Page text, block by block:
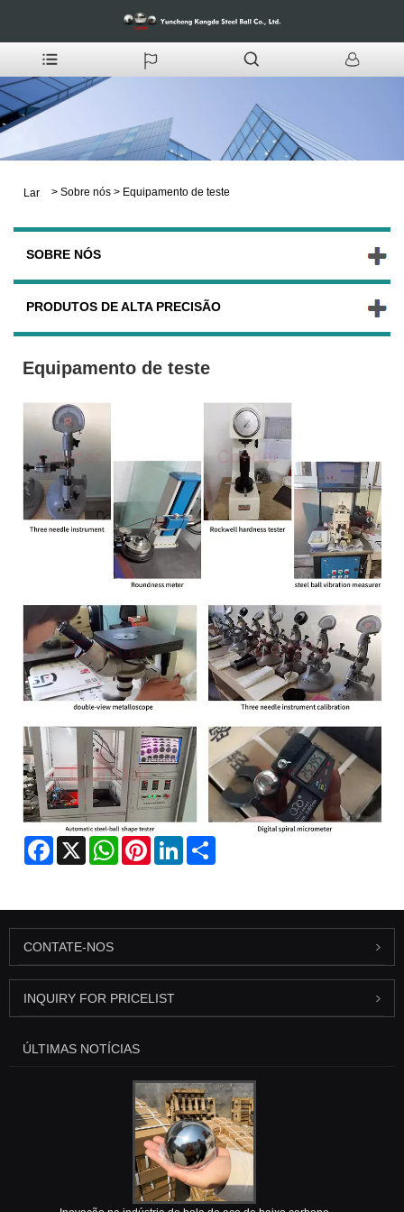
Lar > Sobre nós > Equipamento de teste
SOBRE NÓS
PRODUTOS DE ALTA PRECISÃO
Equipamento de teste
Facebook
X WhatsAppPinterestLinkedIn
CONTATE-NOS
INQUIRY FOR PRICELIST
ÚLTIMAS NOTÍCIAS